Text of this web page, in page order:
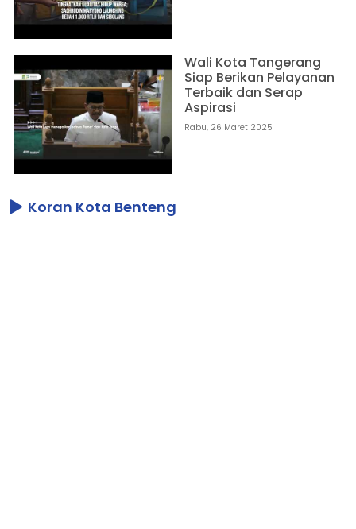
Wali Kota Tangerang
Siap Berikan Pelayanan
Terbaik dan Serap
Aspirasi
Rabu, 26 Maret 2025
Koran Kota Benteng